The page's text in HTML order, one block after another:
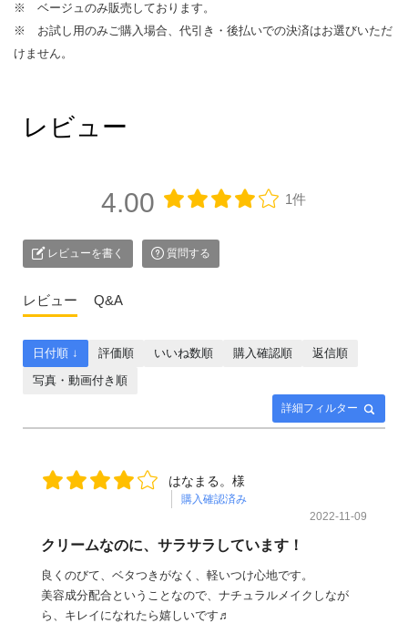
※ ベージュのみ販売しております。
※ お試し用のみご購入場合、代引き・後払いでの決済はお選びいただ
けません。
レビュー
4.00 1件
レビューを書く 質問する
レビュー Q&A
詳細フィルター
日付順 ↓ 評価順 いいね数順 購入確認順
返信順
写真・動画付き順
はなまる。様
購入確認済み
2022-11-09
クリームなのに、サラサラしています！
良くのびて、ベタつきがなく、軽いつけ心地です。
美容成分配合ということなので、ナチュラルメイクしなが
ら、キレイになれたら嬉しいです♬